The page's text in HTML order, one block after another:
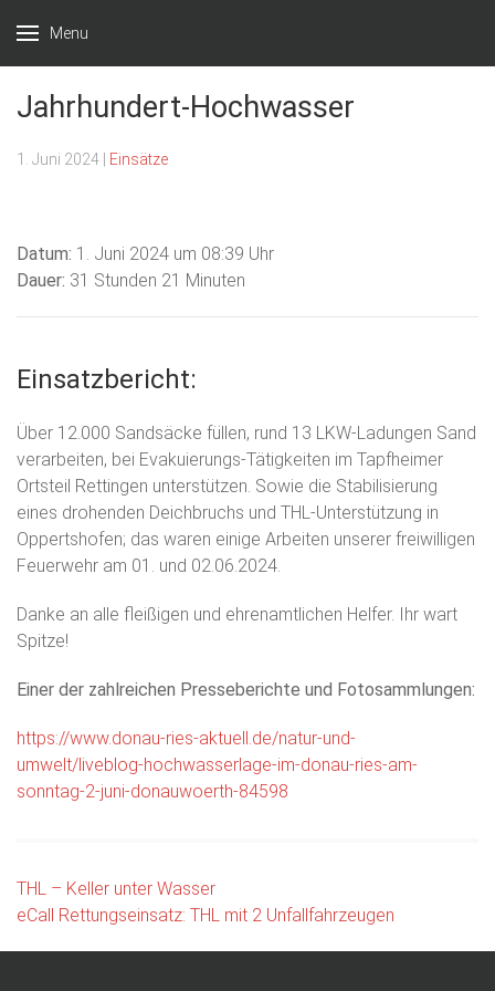
Menu
Feuerwehr
Unsere
Freizeit
Jahrhundert-Hochwasser
1. Juni 2024 Einsätze
Datum: 1. Juni 2024 um 08:39 Uhr
Dauer: 31 Stunden 21 Minuten
Einsatzbericht:
Über 12.000 Sandsäcke füllen, rund 13 LKW-Ladungen Sand
verarbeiten, bei Evakuierungs-Tätigkeiten im Tapfheimer
Ortsteil Rettingen unterstützen. Sowie die Stabilisierung
eines drohenden Deichbruchs und THL-Unterstützung in
Oppertshofen; das waren einige Arbeiten unserer freiwilligen
Feuerwehr am 01. und 02.06.2024.
Danke an alle fleißigen und ehrenamtlichen Helfer. Ihr wart
Spitze!
Einer der zahlreichen Presseberichte und Fotosammlungen:
https://www.donau-ries-aktuell.de/natur-und-
umwelt/liveblog-hochwasserlage-im-donau-ries-am-
sonntag-2-juni-donauwoerth-84598
Beitragsnavigation
THL – Keller unter Wasser
eCall Rettungseinsatz: THL mit 2 Unfallfahrzeugen